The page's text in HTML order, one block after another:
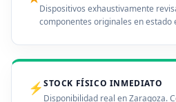
Dispositivos exhaustivamente
componentes originales en estado
⚡STOCK FÍSICO INMEDIATO
Disponibilidad real en Zaragoza.